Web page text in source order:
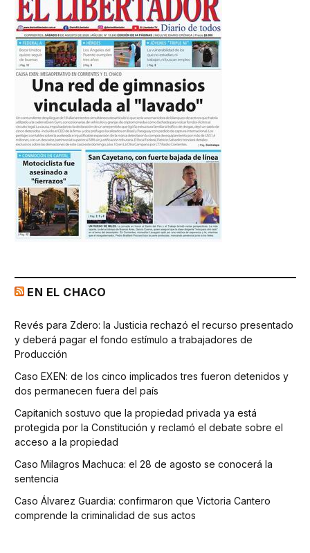
EN EL CHACO
Revés para Zdero: la Justicia rechazó el recurso presentado
y deberá pagar el fondo estímulo a trabajadores de
Producción
Caso EXEN: de los cinco implicados tres fueron detenidos y
dos permanecen fuera del país
Capitanich sostuvo que la propiedad privada ya está
protegida por la Constitución y reclamó el debate sobre el
acceso a la propiedad
Caso Milagros Machuca: el 28 de agosto se conocerá la
sentencia
Caso Álvarez Guardia: confirmaron que Victoria Cantero
comprende la criminalidad de sus actos